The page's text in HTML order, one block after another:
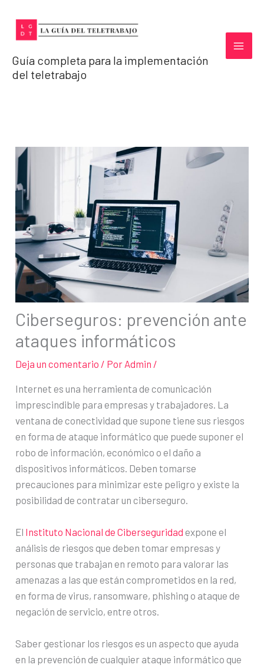
contenido
Guía completa para la implementación
del teletrabajo
Ciberseguros: prevención ante
ataques informáticos
Deja un comentario / Por Admin /
Internet es una herramienta de comunicación
imprescindible para empresas y trabajadores. La
ventana de conectividad que supone tiene sus riesgos
en forma de ataque informático que puede suponer el
robo de información, económico o el daño a
dispositivos informáticos. Deben tomarse
precauciones para minimizar este peligro y existe la
posibilidad de contratar un ciberseguro.
El Instituto Nacional de Ciberseguridad expone el
análisis de riesgos que deben tomar empresas y
personas que trabajan en remoto para valorar las
amenazas a las que están comprometidos en la red,
en forma de virus, ransomware, phishing o ataque de
negación de servicio, entre otros.
Saber gestionar los riesgos es un aspecto que ayuda
en la prevención de cualquier ataque informático que